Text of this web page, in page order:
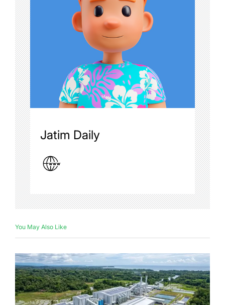
Jatim Daily
You May Also Like